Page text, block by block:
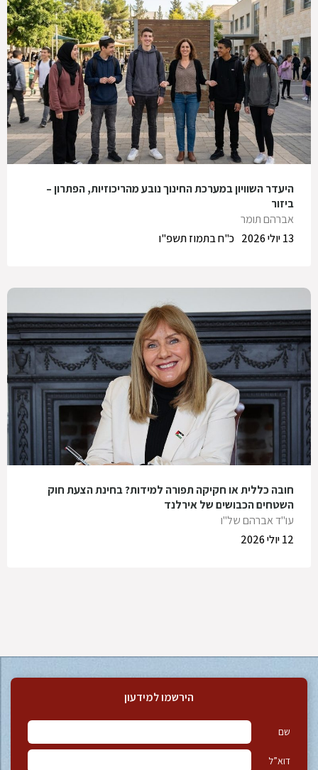
היעדר השוויון במערכת החינוך נובע מהריכוזיות, הפתרון –
ביזור
אברהם תומר
כ"ח בתמוז תשפ"ו
13 יולי 2026
חובה כללית או חקיקה תפורה למידות? בחינת הצעת חוק
השטחים הכבושים של אירלנד
עו"ד אברהם של"ו
12 יולי 2026
הירשמו למידעון
שם
דוא”ל